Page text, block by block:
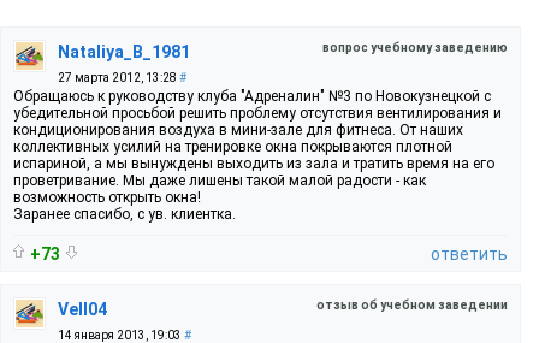
вопрос учебному заведению
Nataliya_B_1981
27 марта 2012, 13:28 #
Обращаюсь к руководству клуба "Адреналин" №3 по Новокузнецкой с
убедительной просьбой решить проблему отсутствия вентилирования и
кондиционирования воздуха в мини-зале для фитнеса. От наших
коллективных усилий на тренировке окна покрываются плотной
испариной, а мы вынуждены выходить из зала и тратить время на его
проветривание. Мы даже лишены такой малой радости - как
возможность открыть окна!
Заранее спасибо, с ув. клиентка.
+73 ответить
отзыв об учебном заведении
Vell04
14 января 2013, 19:03 #